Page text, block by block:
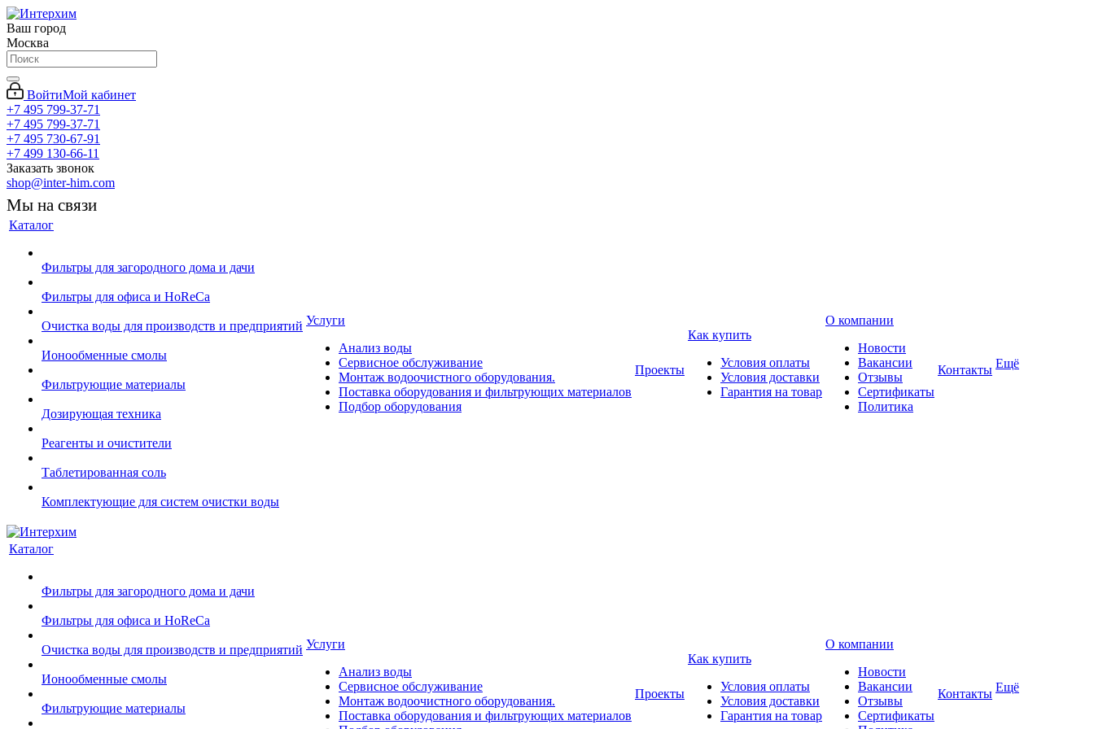
Ваш город
Москва
ВойтиМой кабинет
+7 495 799-37-71
+7 495 799-37-71
+7 495 730-67-91
+7 499 130-66-11
Заказать звонок
shop@inter-him.com
Мы на связи
Каталог
Фильтры для загородного дома и дачи
Фильтры для офиса и HoReCa
Очистка воды для производств и предприятий
Ионообменные смолы
Фильтрующие материалы
Дозирующая техника
Реагенты и очистители
Таблетированная соль
Комплектующие для систем очистки воды
Услуги
Анализ воды
Сервисное обслуживание
Монтаж водоочистного оборудования.
Поставка оборудования и фильтрующих материалов
Подбор оборудования
Проекты
Как купить
Условия оплаты
Условия доставки
Гарантия на товар
О компании
Новости
Вакансии
Отзывы
Сертификаты
Политика
Контакты Ещё
Каталог
Фильтры для загородного дома и дачи
Фильтры для офиса и HoReCa
Очистка воды для производств и предприятий
Ионообменные смолы
Фильтрующие материалы
Услуги
Анализ воды
Сервисное обслуживание
Монтаж водоочистного оборудования.
Поставка оборудования и фильтрующих материалов
Проекты
Как купить
Условия оплаты
Условия доставки
Гарантия на товар
О компании
Новости
Вакансии
Отзывы
Сертификаты
Контакты Ещё